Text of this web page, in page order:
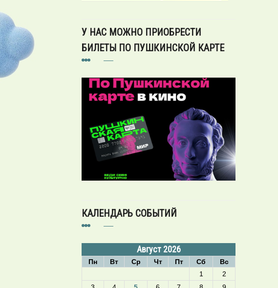
У НАС МОЖНО ПРИОБРЕСТИ
БИЛЕТЫ ПО ПУШКИНСКОЙ КАРТЕ
КАЛЕНДАРЬ СОБЫТИЙ
Август 2026
Пн Вт Ср Чт Пт Сб
Вс
1
2